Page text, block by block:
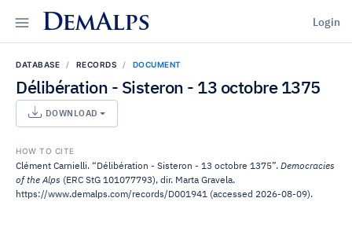
DemAlps Login
DATABASE RECORDS DOCUMENT
Délibération - Sisteron - 13 octobre 1375
DOWNLOAD
HOW TO CITE
Clément Carnielli. “Délibération - Sisteron - 13 octobre 1375”. Democracies
of the Alps (ERC StG 101077793), dir. Marta Gravela.
https://www.demalps.com/records/D001941 (accessed 2026-08-09).